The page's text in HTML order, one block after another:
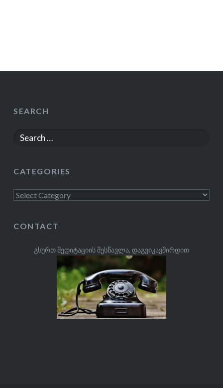
SEARCH
Search
CATEGORIES
Categories
CONTACT
გსურთ მედიტაციის შესწავლა, დაგვიკავშირდით